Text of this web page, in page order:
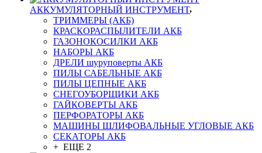
АККУМУЛЯТОРНЫЙ ИНСТРУМЕНТ
ТРИММЕРЫ (АКБ)
КРАСКОРАСПЫЛИТЕЛИ АКБ
ГАЗОНОКОСИЛКИ АКБ
НАБОРЫ АКБ
ДРЕЛИ шуруповерты АКБ
ПИЛЫ САБЕЛЬНЫЕ АКБ
ПИЛЫ ЦЕПНЫЕ АКБ
СНЕГОУБОРЩИКИ АКБ
ГАЙКОВЕРТЫ АКБ
ПЕРФОРАТОРЫ АКБ
МАШИНЫ ШЛИФОВАЛЬНЫЕ УГЛОВЫЕ АКБ
СЕКАТОРЫ АКБ
+ ЕЩЕ 2